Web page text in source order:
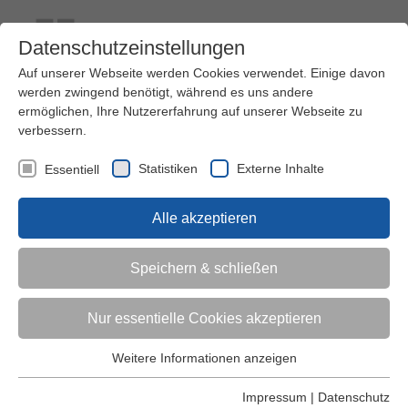
Kontakt Ihre Meinung ist uns wichtig!
Kinder (0-6)
Grundschulkinder
Jugendliche
Datenschutzeinstellungen
Auf unserer Webseite werden Cookies verwendet. Einige davon
werden zwingend benötigt, während es uns andere
ermöglichen, Ihre Nutzererfahrung auf unserer Webseite zu
verbessern.
Essentiell Statistiken Externe Inhalte
Alle akzeptieren
Speichern & schließen
Nur essentielle Cookies akzeptieren
Essentielle Cookies werden für grundlegende Funktionen der
Weitere Informationen anzeigen
Impressum | Datenschutz